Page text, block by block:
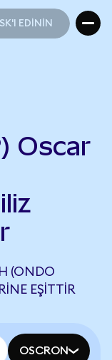
EDİNİN
Oscar
(ONDO
EŞITTIR
OSCRON